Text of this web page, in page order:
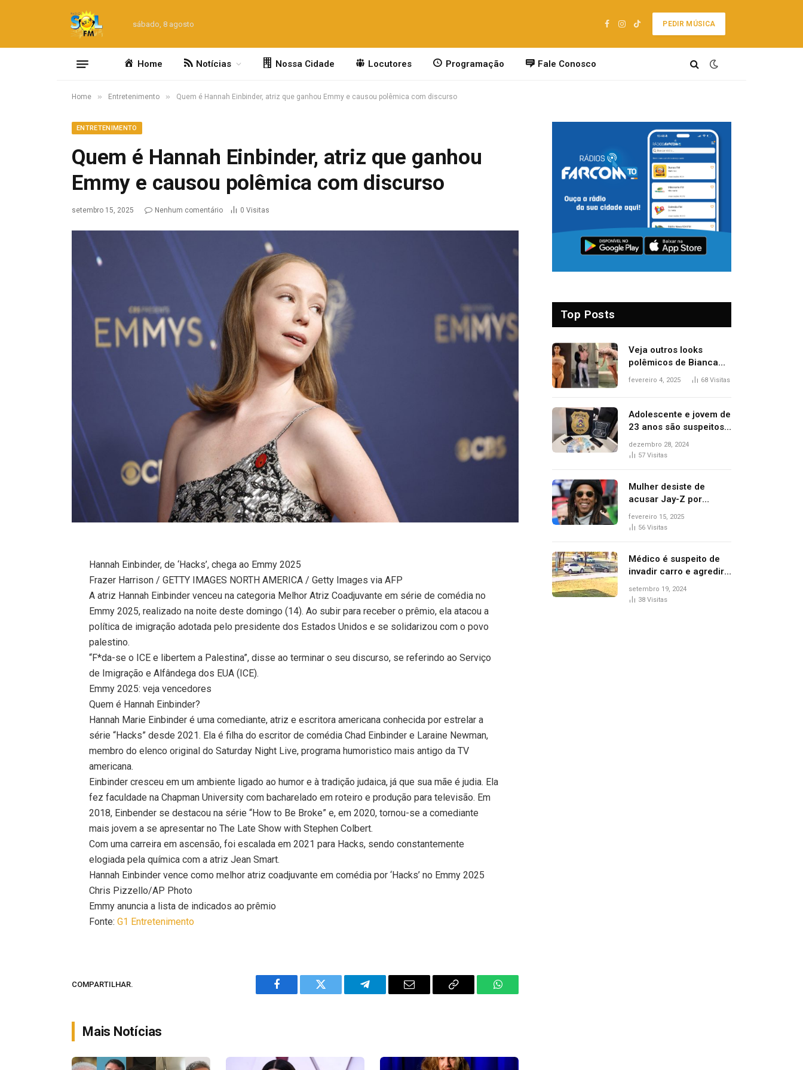
sábado, 8 agosto
Facebook
Instagram
TikTok
PEDIR MÚSICA
Home Notícias Nossa Cidade Locutores Programação Fale Conosco
Home » Entretenimento » Quem é Hannah Einbinder, atriz que ganhou Emmy e causou polêmica com discurso
ENTRETENIMENTO
Quem é Hannah Einbinder, atriz que ganhou
Emmy e causou polêmica com discurso
setembro 15, 2025 Nenhum comentário 0 Visitas
Hannah Einbinder, de ‘Hacks’, chega ao Emmy 2025
Frazer Harrison / GETTY IMAGES NORTH AMERICA / Getty Images via AFP
A atriz Hannah Einbinder venceu na categoria Melhor Atriz Coadjuvante em série de comédia no
Emmy 2025, realizado na noite deste domingo (14). Ao subir para receber o prêmio, ela atacou a
política de imigração adotada pelo presidente dos Estados Unidos e se solidarizou com o povo
palestino.
“F*da-se o ICE e libertem a Palestina”, disse ao terminar o seu discurso, se referindo ao Serviço
de Imigração e Alfândega dos EUA (ICE).
Emmy 2025: veja vencedores
Quem é Hannah Einbinder?
Hannah Marie Einbinder é uma comediante, atriz e escritora americana conhecida por estrelar a
série “Hacks” desde 2021. Ela é filha do escritor de comédia Chad Einbinder e Laraine Newman,
membro do elenco original do Saturday Night Live, programa humoristico mais antigo da TV
americana.
Einbinder cresceu em um ambiente ligado ao humor e à tradição judaica, já que sua mãe é judia. Ela
fez faculdade na Chapman University com bacharelado em roteiro e produção para televisão. Em
2018, Einbender se destacou na série “How to Be Broke” e, em 2020, tornou-se a comediante
mais jovem a se apresentar no The Late Show with Stephen Colbert.
Com uma carreira em ascensão, foi escalada em 2021 para Hacks, sendo constantemente
elogiada pela química com a atriz Jean Smart.
Hannah Einbinder vence como melhor atriz coadjuvante em comédia por ‘Hacks’ no Emmy 2025
Chris Pizzello/AP Photo
Emmy anuncia a lista de indicados ao prêmio
Fonte:G1 Entretenimento
COMPARTILHAR.
Facebook Twitter Telegram Email
Copy
WhatsApp
Mais Notícias
Top Posts
Veja outros looks
polêmicos de Bianca
Censori, esposa de
Grammy 2025
fevereiro 4, 2025 68 Visitas
Adolescente e jovem de
23 anos são suspeitos
de vender drogas
próximo de delegacia e
dezembro 28, 2024
57 Visitas
Mulher desiste de
acusar Jay-Z por
estupro, diz revista
fevereiro 15, 2025
56 Visitas
Médico é suspeito de
invadir carro e agredir
delegado aposentado
durante confusão no
setembro 19, 2024
38 Visitas